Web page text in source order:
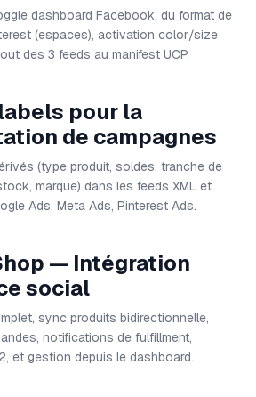
dashboard Facebook, du format de
(espaces), activation color/size
des 3 feeds au manifest UCP.
pour la
de campagnes
(type produit, soldes, tranche de
marque) dans les feeds XML et
Ads, Meta Ads, Pinterest Ads.
— Intégration
social
sync produits bidirectionnelle,
notifications de fulfillment,
et gestion depuis le dashboard.